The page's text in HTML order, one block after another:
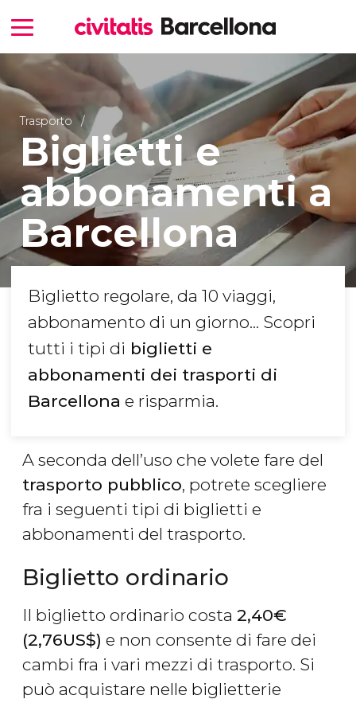
Trasporto
Biglietti e
abbonamenti a
Barcellona
Biglietto regolare, da 10 viaggi,
abbonamento di un giorno... Scopri
tutti i tipi di biglietti e
abbonamenti dei trasporti di
Barcellona e risparmia.
A seconda dell’uso che volete fare del
trasporto pubblico, potrete scegliere
fra i seguenti tipi di biglietti e
abbonamenti del trasporto.
Biglietto ordinario
Il biglietto ordinario costa 2,40€
(2,76US$) e non consente di fare dei
cambi fra i vari mezzi di trasporto. Si
può acquistare nelle biglietterie